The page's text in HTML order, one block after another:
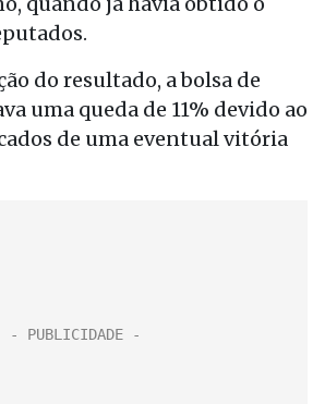
do resultado, a bolsa de
uma queda de 11% devido ao
de uma eventual vitória